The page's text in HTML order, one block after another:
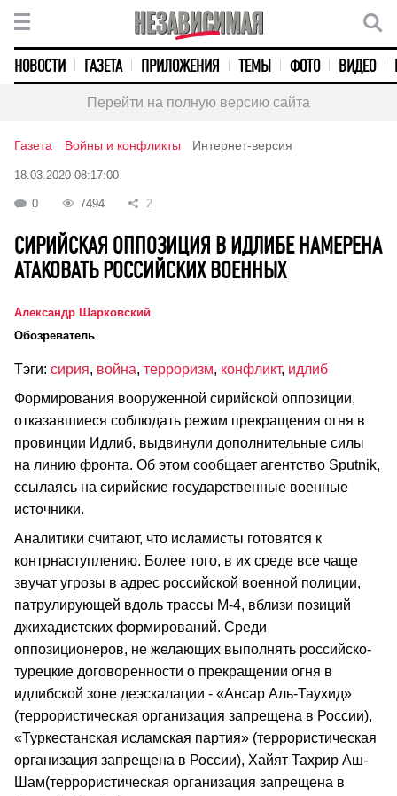
НОВОСТИ ГАЗЕТА ПРИЛОЖЕНИЯ ТЕМЫ ФОТО ВИДЕО
Перейти на полную версию сайта
Газета Войны и конфликты Интернет-версия
18.03.2020 08:17:00
0 7494 2
СИРИЙСКАЯ ОППОЗИЦИЯ В ИДЛИБЕ НАМЕРЕНА
АТАКОВАТЬ РОССИЙСКИХ ВОЕННЫХ
Александр Шарковский
Обозреватель
Тэги: сирия, война, терроризм, конфликт, идлиб
Формирования вооруженной сирийской оппозиции,
отказавшиеся соблюдать режим прекращения огня в
провинции Идлиб, выдвинули дополнительные силы
на линию фронта. Об этом сообщает агентство Sputnik,
ссылаясь на сирийские государственные военные
источники.
Аналитики считают, что исламисты готовятся к
контрнаступлению. Более того, в их среде все чаще
звучат угрозы в адрес российской военной полиции,
патрулирующей вдоль трассы М-4, вблизи позиций
джихадистских формирований. Среди
оппозиционеров, не желающих выполнять российско-
турецкие договоренности о прекращении огня в
идлибской зоне деэскалации - «Ансар Аль-Таухид»
(террористическая организация запрещена в России),
«Туркестанская исламская партия» (террористическая
организация запрещена в России), Хайят Тахрир Аш-
Шам(террористическая организация запрещена в